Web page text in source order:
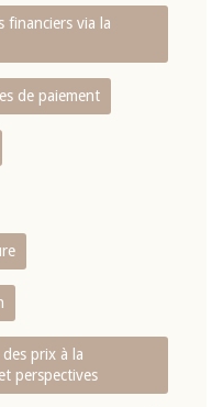
financiers via la
de paiement
prix à la
perspectives